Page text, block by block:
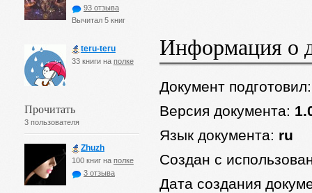
93 отзыва
Вычитал 5 книг
teru-teru
33 книги на полке
Прочитать
3 пользователя
Zhuzh
100 книг на полке
3 отзыва
Информация о
Документ
Версия документа:
Язык документа: ru
Создан с
Дата создания